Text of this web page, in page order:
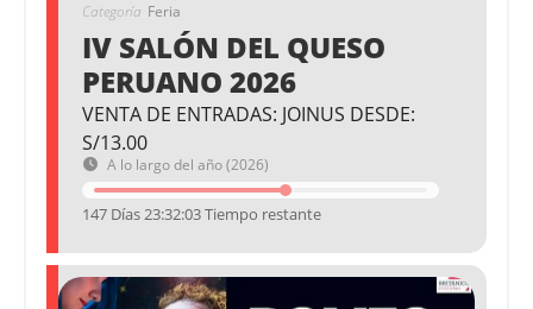
Categoría Feria
IV SALÓN DEL QUESO
PERUANO 2026
VENTA DE ENTRADAS: JOINUS DESDE:
S/13.00
A lo largo del año (2026)
147 Días 23:32:02 Tiempo restante